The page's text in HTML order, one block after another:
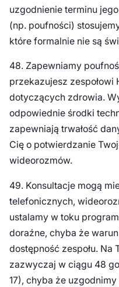
uzgodnienie terminu
(np. poufności)
które formalnie nie są
48. Zapewniamy
przekazujesz zespołowi
dotyczących zdrowia.
odpowiednie środki
zapewniają trwałość
Cię o potwierdzanie
wideorozmów.
49. Konsultacje mogą
telefonicznych,
ustalamy w toku
doraźne, chyba że
dostępność zespołu.
zazwyczaj w ciągu 48
17), chyba że